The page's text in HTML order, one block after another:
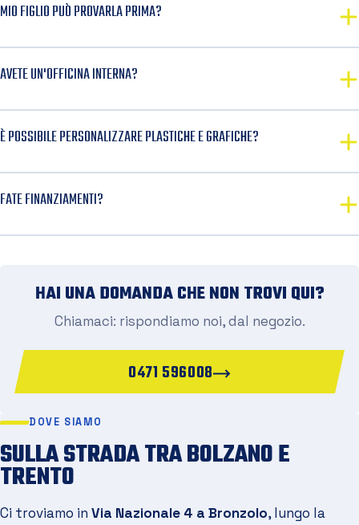
MIO FIGLIO PUÒ PROVARLA PRIMA?
AVETE UN'OFFICINA INTERNA?
È POSSIBILE PERSONALIZZARE PLASTICHE E GRAFICHE?
FATE FINANZIAMENTI?
HAI UNA DOMANDA CHE NON TROVI QUI?
Chiamaci: rispondiamo noi, dal negozio.
0471 596008
DOVE SIAMO
SULLA STRADA TRA BOLZANO E
TRENTO
Ci troviamo in Via Nazionale 4 a Bronzolo, lungo la